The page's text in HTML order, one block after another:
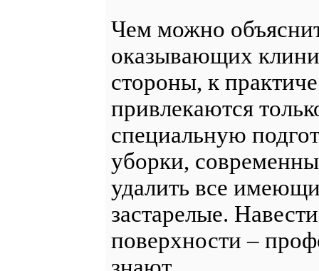
Чем можно
оказывающих
стороны, к
привлекаются
специальную
уборки,
удалить все
застарелые.
поверхности –